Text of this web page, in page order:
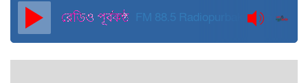
FM 88.5 Radiopurbakantho